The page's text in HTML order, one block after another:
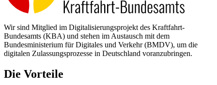
Wir sind Mitglied im Digitalisierungsprojekt des Kraftfahrt-
Bundesamts (KBA) und stehen im Austausch mit dem
Bundesministerium für Digitales und Verkehr (BMDV), um die
digitalen Zulassungsprozesse in Deutschland voranzubringen.
Die Vorteile